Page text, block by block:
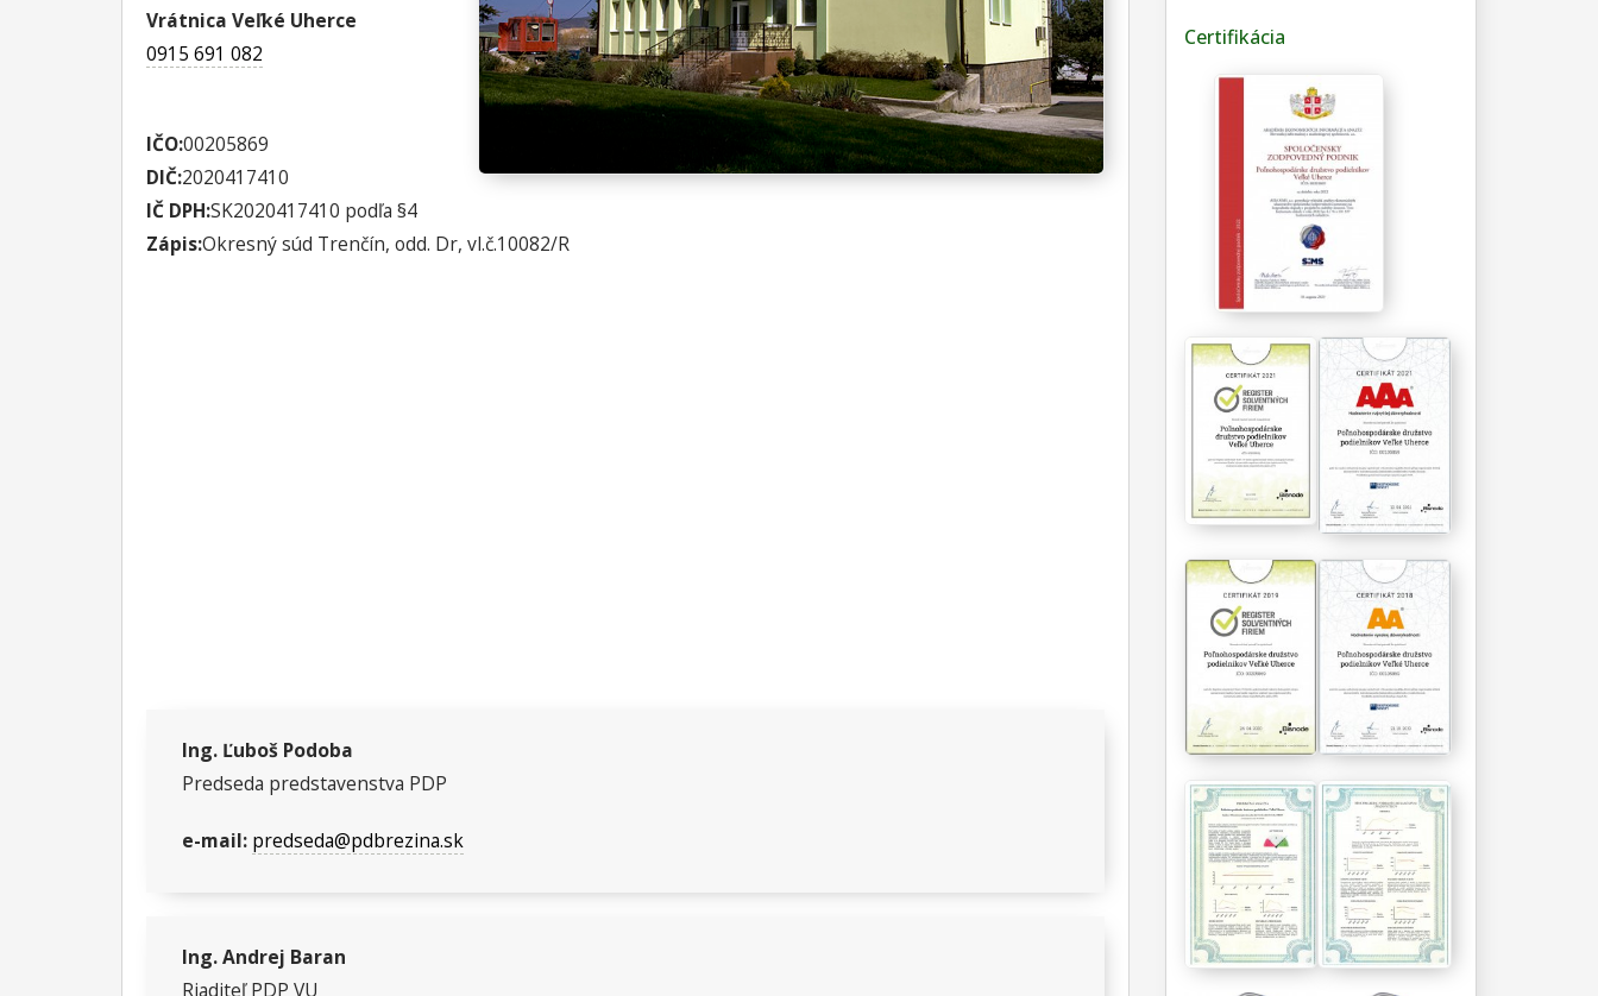
Vrátnica Veľké Uherce
0915 691 082
IČO:00205869
DIČ:2020417410
IČ DPH:SK2020417410 podľa §4
Zápis:Okresný súd Trenčín, odd. Dr, vl.č.10082/R
Ing. Ľuboš Podoba
Predseda predstavenstva PDP
e-mail: predseda@pdbrezina.sk
Ing. Andrej Baran
Riaditeľ PDP VU
Certifikácia